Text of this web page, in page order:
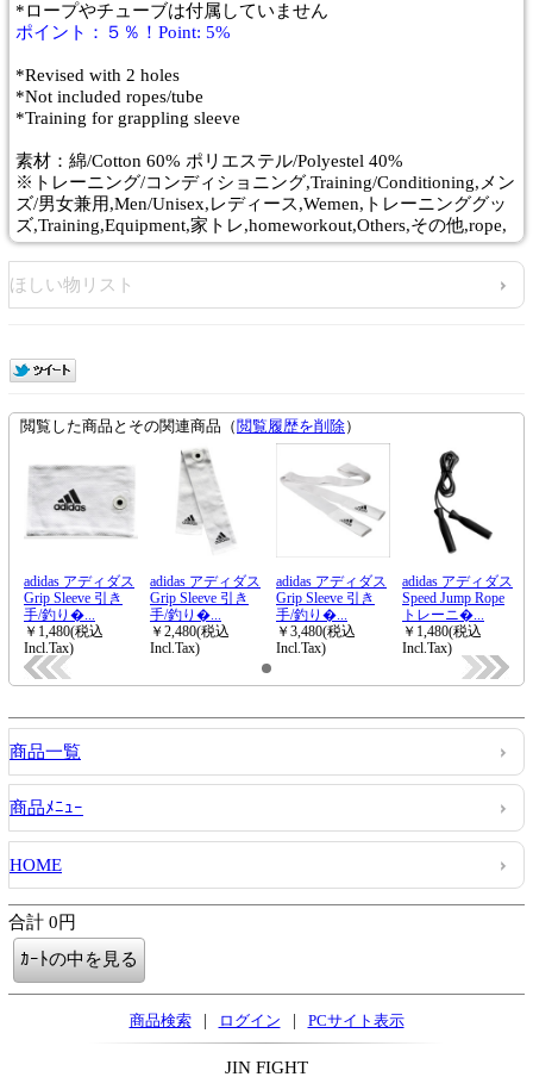
*ロープやチューブは付属していません
ポイント：５％！Point: 5%
*Revised with 2 holes
*Not included ropes/tube
*Training for grappling sleeve
素材：綿/Cotton 60% ポリエステル/Polyestel 40%
※トレーニング/コンディショニング,Training/Conditioning,メン
ズ/男女兼用,Men/Unisex,レディース,Wemen,トレーニンググッ
ズ,Training,Equipment,家トレ,homeworkout,Others,その他,rope,
ほしい物リスト
商品一覧
商品ﾒﾆｭｰ
HOME
合計 0円
商品検索 | ログイン | PCサイト表示
JIN FIGHT